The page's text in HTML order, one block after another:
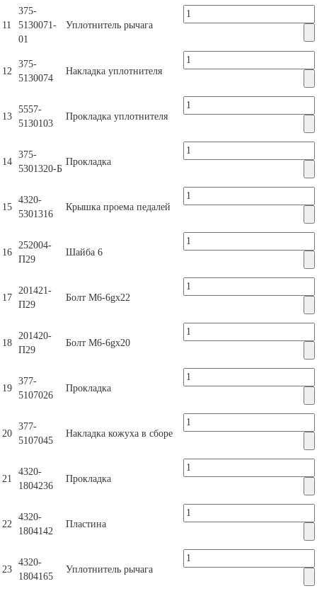
11
375-
5130071-
01
Уплотнитель рычага
12
375-
5130074
Накладка уплотнителя
13
5557-
5130103
Прокладка уплотнителя
14
375-
5301320-Б
Прокладка
15
4320-
5301316
Крышка проема педалей
16
252004-
П29
Шайба 6
17
201421-
П29
Болт М6-6gх22
18
201420-
П29
Болт М6-6gх20
19
377-
5107026
Прокладка
20
377-
5107045
Накладка кожуха в сборе
21
4320-
1804236
Прокладка
22
4320-
1804142
Пластина
23
4320-
1804165
Уплотнитель рычага